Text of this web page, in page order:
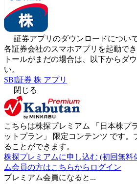
証券アプリのダウンロードについ
各証券会社のスマホアプリを起動で
トールがまだの場合は、以下からダ
い。
SBI証券 株 アプリ
閉じる
こちらは株探プレミアム 「 日本株プ
ットプラン 」 限定コンテンツ です。
ることができます。
株探プレミアムに申し込む (初回無料
ム会員の方はこちらからログイン
プレミアム会員になると...